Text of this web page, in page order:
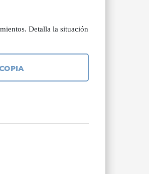
Detalla la situación